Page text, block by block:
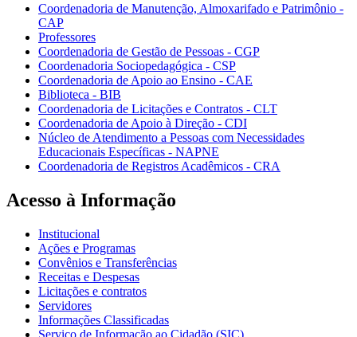
Coordenadoria de Manutenção, Almoxarifado e Patrimônio -
CAP
Professores
Coordenadoria de Gestão de Pessoas - CGP
Coordenadoria Sociopedagógica - CSP
Coordenadoria de Apoio ao Ensino - CAE
Biblioteca - BIB
Coordenadoria de Licitações e Contratos - CLT
Coordenadoria de Apoio à Direção - CDI
Núcleo de Atendimento a Pessoas com Necessidades
Educacionais Específicas - NAPNE
Coordenadoria de Registros Acadêmicos - CRA
Acesso à Informação
Institucional
Ações e Programas
Convênios e Transferências
Receitas e Despesas
Licitações e contratos
Servidores
Informações Classificadas
Serviço de Informação ao Cidadão (SIC)